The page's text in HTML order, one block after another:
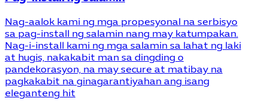
Nag-aalok kami ng mga propesyonal na serbisyo
sa pag-install ng salamin nang may katumpakan.
Nag-i-install kami ng mga salamin sa lahat ng laki
at hugis, nakakabit man sa dingding o
pandekorasyon, na may secure at matibay na
pagkakabit na ginagarantiyahan ang isang
eleganteng hit